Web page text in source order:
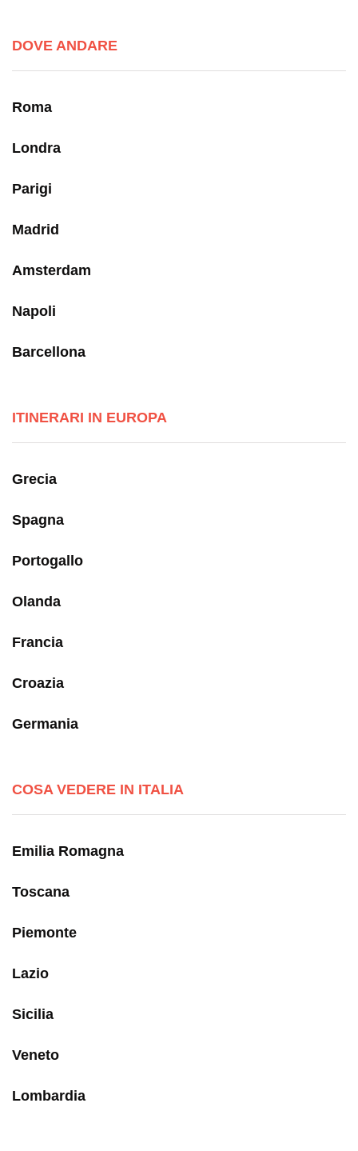
DOVE ANDARE
Roma
Londra
Parigi
Madrid
Amsterdam
Napoli
Barcellona
ITINERARI IN EUROPA
Grecia
Spagna
Portogallo
Olanda
Francia
Croazia
Germania
COSA VEDERE IN ITALIA
Emilia Romagna
Toscana
Piemonte
Lazio
Sicilia
Veneto
Lombardia